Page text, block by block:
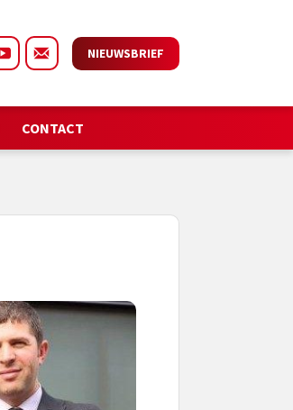
NIEUWSBRIEF
CONTACT